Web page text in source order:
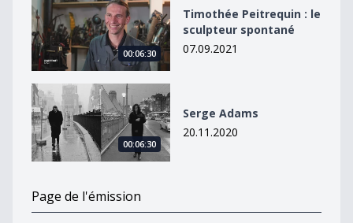
00:06:30
Timothée Peitrequin : le
sculpteur spontané
07.09.2021
Serge Adams
00:06:30
Serge Adams
20.11.2020
Page de l'émission